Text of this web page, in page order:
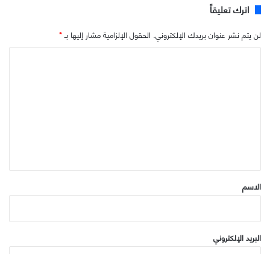
اترك تعليقاً
لن يتم نشر عنوان بريدك الإلكتروني. الحقول الإلزامية مشار إليها بـ*
*
الاسم
البريد الإلكتروني